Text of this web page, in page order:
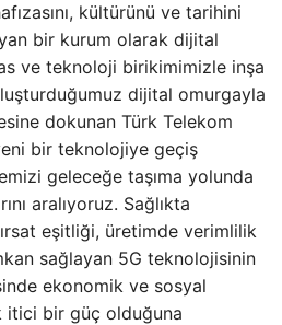
kültürünü ve tarihini
bir kurum olarak dijital
ve teknoloji birikimimizle inşa
dijital omurgayla
dokunan Türk Telekom
bir teknolojiye geçiş
geleceğe taşıma yolunda
aralıyoruz. Sağlıkta
eşitliği, üretimde verimlilik
sağlayan 5G teknolojisinin
ekonomik ve sosyal
itici bir güç olduğuna